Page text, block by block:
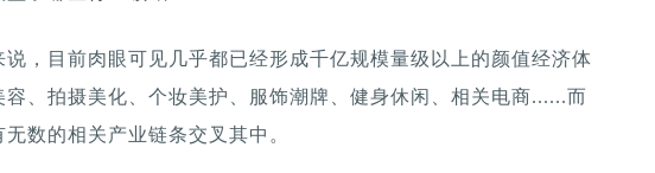
说，目前肉眼可见几乎都已经形成千亿规模量级以上的颜值经济体
容、拍摄美化、个妆美护、服饰潮牌、健身休闲、相关电商......而
数的相关产业链条交叉其中。